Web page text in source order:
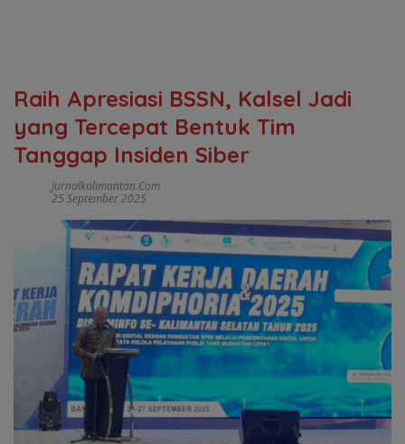
Raih Apresiasi BSSN, Kalsel Jadi
yang Tercepat Bentuk Tim
Tanggap Insiden Siber
Jurnalkalimantan.com
25 September 2025